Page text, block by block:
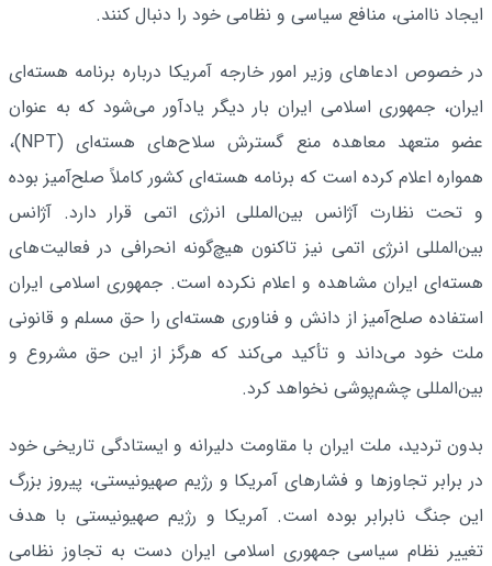
ایجاد ناامنی، منافع سیاسی و نظامی خود را دنبال کنند.
در خصوص ادعاهای وزیر امور خارجه آمریکا درباره برنامه هسته‌ای
ایران، جمهوری اسلامی ایران بار دیگر یادآور می‌شود که به عنوان
عضو متعهد معاهده منع گسترش سلاح‌های هسته‌ای (NPT)،
همواره اعلام کرده است که برنامه هسته‌ای کشور کاملاً صلح‌آمیز بوده
و تحت نظارت آژانس بین‌المللی انرژی اتمی قرار دارد. آژانس
بین‌المللی انرژی اتمی نیز تاکنون هیچ‌گونه انحرافی در فعالیت‌های
هسته‌ای ایران مشاهده و اعلام نکرده است. جمهوری اسلامی ایران
استفاده صلح‌آمیز از دانش و فناوری هسته‌ای را حق مسلم و قانونی
ملت خود می‌داند و تأکید می‌کند که هرگز از این حق مشروع و
بین‌المللی چشم‌پوشی نخواهد کرد.
بدون تردید، ملت ایران با مقاومت دلیرانه و ایستادگی تاریخی خود
در برابر تجاوزها و فشارهای آمریکا و رژیم صهیونیستی، پیروز بزرگ
این جنگ نابرابر بوده است. آمریکا و رژیم صهیونیستی با هدف
تغییر نظام سیاسی جمهوری اسلامی ایران دست به تجاوز نظامی